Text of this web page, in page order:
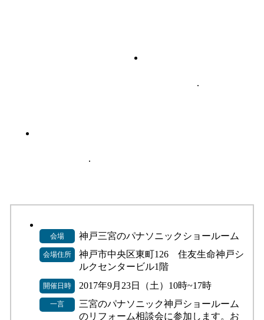
会場 神戸三宮のパナソニックショールーム
会場住所
神戸市中央区東町126 住友生命神戸シ
ルクセンタービル1階
開催日時 2017年9月23日（土）10時~17時
一言
三宮のパナソニック神戸ショールーム
のリフォーム相談会に参加します。お